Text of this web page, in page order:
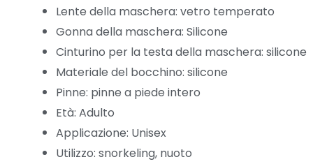
Lente della maschera: vetro temperato
Gonna della maschera: Silicone
Cinturino per la testa della maschera: silicone
Materiale del bocchino: silicone
Pinne: pinne a piede intero
Età: Adulto
Applicazione: Unisex
Utilizzo: snorkeling, nuoto